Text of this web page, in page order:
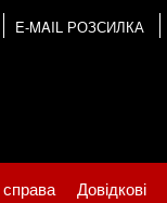
E-MAIL РОЗСИЛКА
справа Довідкові